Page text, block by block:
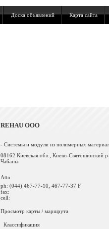
Доска объявлений Карта сайта
REHAU ООО
- Системы и модули из полимерных
08162 Киевская обл., Киево-Святошинский
Чабаны
Attn:
ph: (044) 467-77-10, 467-77-37 F
fax:
cell:
Просмотр карты / маршрута
Классификация